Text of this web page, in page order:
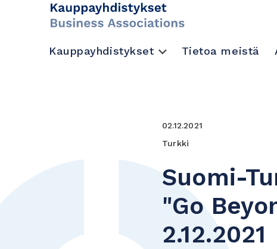
Kauppayhdistykset Tietoa meistä
02.12.2021
Turkki
Suomi-
"Go
2.12.2021